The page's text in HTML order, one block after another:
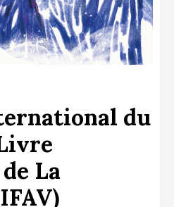
NUMÉRIQUE
LA CULTURE AVEC LA COPIE
PRIVÉE
CONTACTS
du
La